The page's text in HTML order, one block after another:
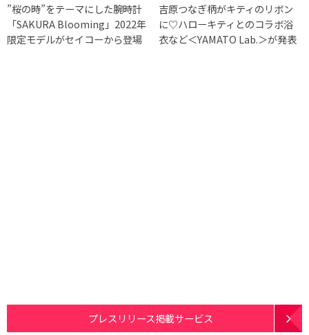
”桜の時”をテーマにした腕時計
「SAKURA Blooming」2022年
限定モデルがセイコーから登場
吉原つなぎ柄がキティのリボン
に♡ハローキティとのコラボ浴
衣など＜YAMATO Lab.＞が発表
プレスリリース掲載サービス